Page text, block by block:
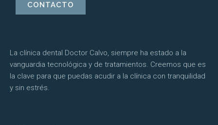
CONTACTO
La clínica dental Doctor Calvo, siempre ha estado a la
vanguardia tecnológica y de tratamientos. Creemos que es
la clave para que puedas acudir a la clínica con tranquilidad
y sin estrés.